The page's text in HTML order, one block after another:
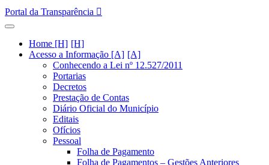
Portal da Transparência
Home [H]
Acesso a Informação [A]
Conhecendo a Lei nº 12.527/2011
Portarias
Decretos
Prestação de Contas
Diário Oficial do Município
Editais
Ofícios
Pessoal
Folha de Pagamento
Folha de Pagamentos – Gestões Anteriores